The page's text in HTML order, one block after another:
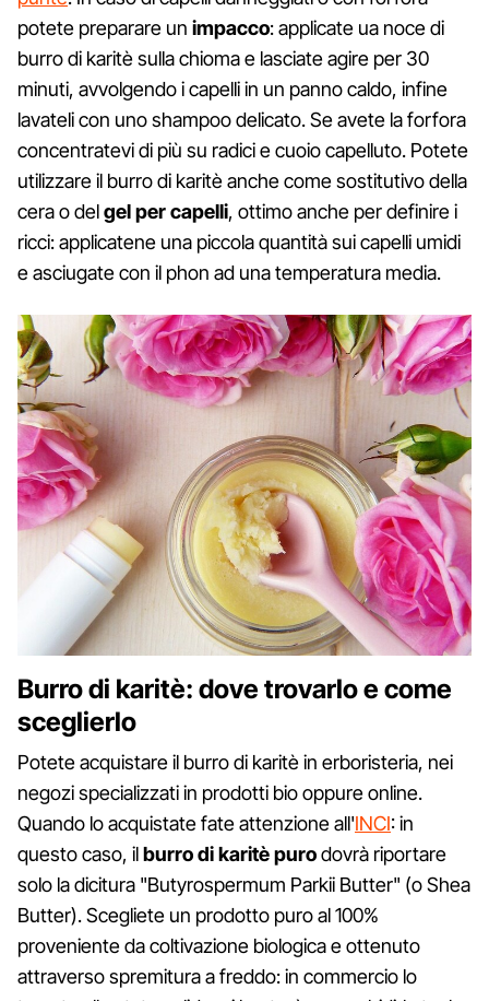
potete preparare un impacco: applicate ua noce di
burro di karitè sulla chioma e lasciate agire per 30
minuti, avvolgendo i capelli in un panno caldo, infine
lavateli con uno shampoo delicato. Se avete la forfora
concentratevi di più su radici e cuoio capelluto. Potete
utilizzare il burro di karitè anche come sostitutivo della
cera o delgel per capelli, ottimo anche per definire i
ricci: applicatene una piccola quantità sui capelli umidi
e asciugate con il phon ad una temperatura media.
Burro di karitè: dove trovarlo e come
sceglierlo
Potete acquistare il burro di karitè in erboristeria, nei
negozi specializzati in prodotti bio oppure online.
Quando lo acquistate fate attenzione all'INCI: in
questo caso, ilburro di karitè purodovrà riportare
solo la dicitura "Butyrospermum Parkii Butter" (o Shea
Butter). Scegliete un prodotto puro al 100%
proveniente da coltivazione biologica e ottenuto
attraverso spremitura a freddo: in commercio lo